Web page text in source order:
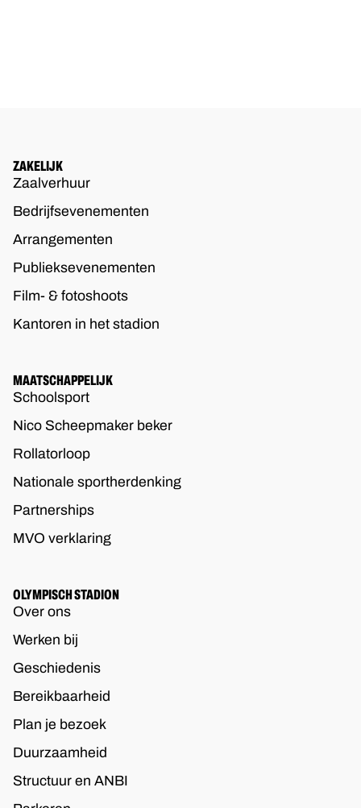
ZAKELIJK
Zaalverhuur
Bedrijfsevenementen
Arrangementen
Publieksevenementen
Film- & fotoshoots
Kantoren in het stadion
MAATSCHAPPELIJK
Schoolsport
Nico Scheepmaker beker
Rollatorloop
Nationale sportherdenking
Partnerships
MVO verklaring
OLYMPISCH STADION
Over ons
Werken bij
Geschiedenis
Bereikbaarheid
Plan je bezoek
Duurzaamheid
Structuur en ANBI